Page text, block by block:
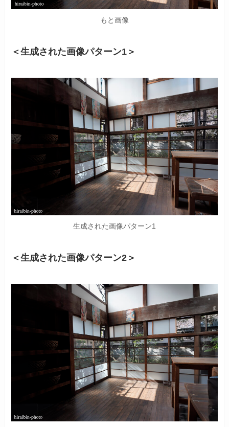
もと画像
＜生成された画像パターン1＞
生成された画像パターン1
＜生成された画像パターン2＞